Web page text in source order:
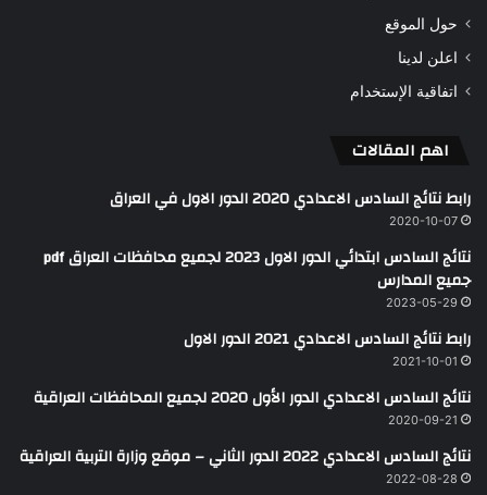
حول الموقع
اعلن لدينا
اتفاقية الإستخدام
اهم المقالات
رابط نتائج السادس الاعدادي 2020 الدور الاول في العراق
2020-10-07
نتائج السادس ابتدائي الدور الاول 2023 لجميع محافظات العراق pdf
جميع المدارس
2023-05-29
رابط نتائج السادس الاعدادي 2021 الدور الاول
2021-10-01
نتائج السادس الاعدادي الدور الأول 2020 لجميع المحافظات العراقية
2020-09-21
نتائج السادس الاعدادي 2022 الدور الثاني – موقع وزارة التربية العراقية
2022-08-28